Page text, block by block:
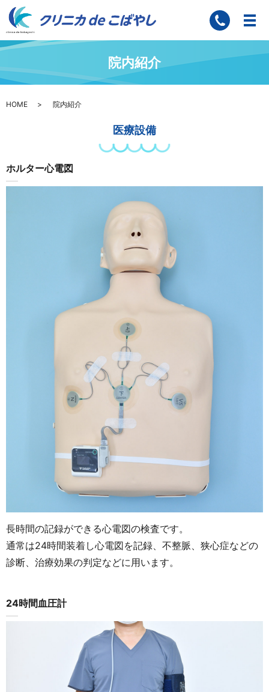
院内紹介
HOME 院内紹介
医療設備
ホルター心電図
長時間の記録ができる心電図の検査です。
通常は24時間装着し心電図を記録、不整脈、狭心症などの
診断、治療効果の判定などに用います。
24時間血圧計